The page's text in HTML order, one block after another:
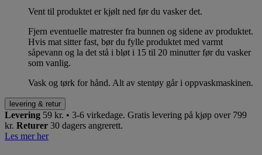
Vent til produktet er kjølt ned før du vasker det.
Fjern eventuelle matrester fra bunnen og sidene av produktet.
Hvis mat sitter fast, bør du fylle produktet med varmt
såpevann og la det stå i bløt i 15 til 20 minutter før du vasker
som vanlig.
Vask og tørk for hånd. Alt av stentøy går i oppvaskmaskinen.
levering & retur
Levering 59 kr. • 3-6 virkedage. Gratis levering på kjøp over 799
kr. Returer 30 dagers angrerett.
Les mer her